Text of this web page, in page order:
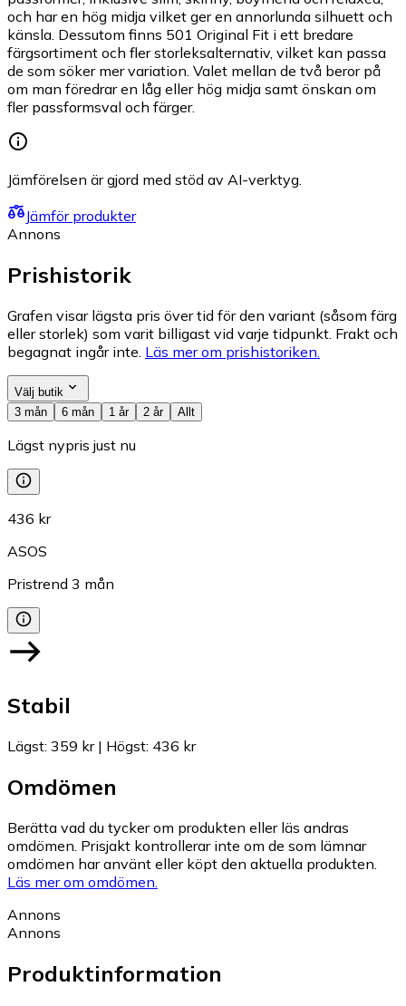
och har en hög midja vilket ger en annorlunda silhuett och
känsla. Dessutom finns 501 Original Fit i ett bredare
färgsortiment och fler storleksalternativ, vilket kan passa
de som söker mer variation. Valet mellan de två beror på
om man föredrar en låg eller hög midja samt önskan om
fler passformsval och färger.
Jämförelsen är gjord med stöd av AI-verktyg.
Jämför produkter
Annons
Prishistorik
Grafen visar lägsta pris över tid för den variant (såsom färg
eller storlek) som varit billigast vid varje tidpunkt. Frakt och
begagnat ingår inte. Läs mer om prishistoriken.
Välj butik
3 mån
6 mån 1 år 2 år Allt
Lägst nypris just nu
436 kr
ASOS
Pristrend 3 mån
Stabil
Lägst: 359 kr| Högst: 436 kr
Omdömen
Berätta vad du tycker om produkten eller läs andras
omdömen. Prisjakt kontrollerar inte om de som lämnar
omdömen har använt eller köpt den aktuella produkten.
Läs mer om omdömen.
Annons
Annons
Produktinformation